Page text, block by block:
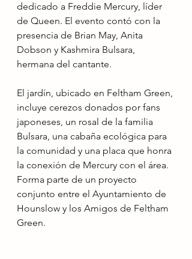
dedicado a Freddie Mercury, líder
de Queen. El evento contó con la
presencia de Brian May, Anita
Dobson y Kashmira Bulsara,
hermana del cantante.
El jardín, ubicado en Feltham Green,
incluye cerezos donados por fans
japoneses, un rosal de la familia
Bulsara, una cabaña ecológica para
la comunidad y una placa que honra
la conexión de Mercury con el área.
Forma parte de un proyecto
conjunto entre el Ayuntamiento de
Hounslow y los Amigos de Feltham
Green.